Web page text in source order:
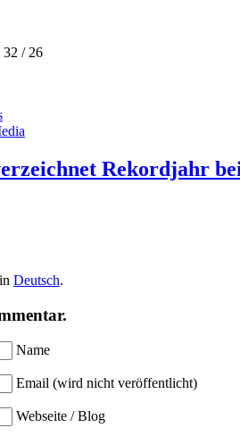
32 / 26
Rekordjahr
Deutsch.
Name
Email (wird nicht veröffentlicht)
Webseite / Blog